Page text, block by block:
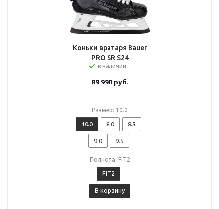
Коньки вратаря Bauer
PRO SR S24
в наличии
89 990руб.
Размер: 10.0
10.0 8.0 8.5
9.0 9.5
Полнота: FIT2
FIT2
В корзину